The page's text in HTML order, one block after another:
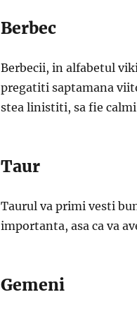
Berbec
Berbecii, in alfabetul
pregatiti saptamana
stea linistiti, sa fie
Taur
Taurul va primi vesti
importanta, asa ca va
Gemeni